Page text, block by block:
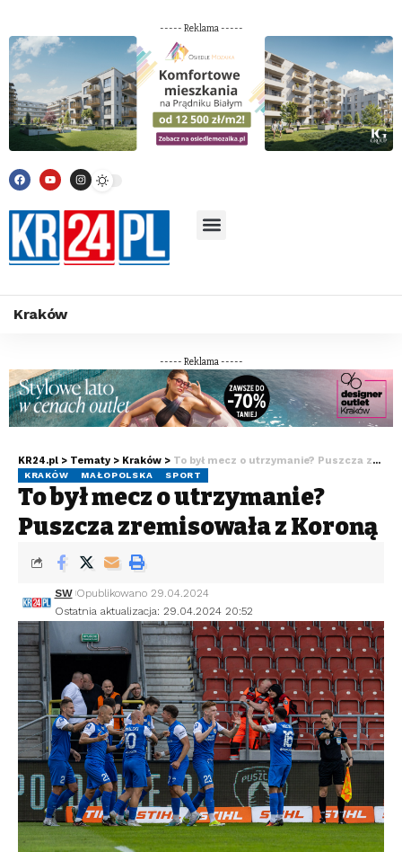
----- Reklama -----
Kraków
----- Reklama -----
KR24.pl > Tematy > Kraków > To był mecz o utrzymanie? Puszcza zremisowała z Koroną
KRAKÓW MAŁOPOLSKA SPORT
To był mecz o utrzymanie?
Puszcza zremisowała z Koroną
Ostatnia aktualizacja: 29.04.2024 20:52
SW Opublikowano 29.04.2024